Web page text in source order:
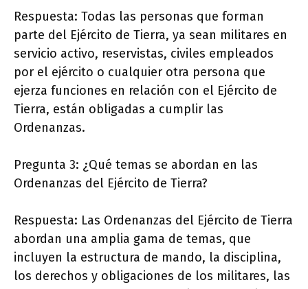
Respuesta: Todas las personas que forman
parte del Ejército de Tierra, ya sean militares en
servicio activo, reservistas, civiles empleados
por el ejército o cualquier otra persona que
ejerza funciones en relación con el Ejército de
Tierra, están obligadas a cumplir las
Ordenanzas.
Pregunta 3: ¿Qué temas se abordan en las
Ordenanzas del Ejército de Tierra?
Respuesta: Las Ordenanzas del Ejército de Tierra
abordan una amplia gama de temas, que
incluyen la estructura de mando, la disciplina,
los derechos y obligaciones de los militares, las